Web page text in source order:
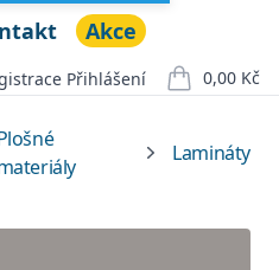
Akce
Přihlášení 0,00 Kč
položek v
Lamináty